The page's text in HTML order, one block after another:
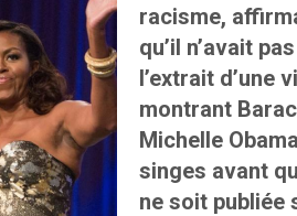
racisme,
qu’il n’avait
l’extrait d’une
montrant
Michelle
singes avant
ne soit publiée